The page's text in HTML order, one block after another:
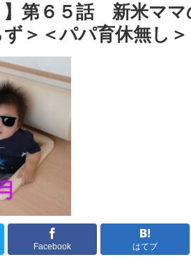
】第６５話 新米マ
ず＞＜パパ育休無し＞
Facebook はてブ